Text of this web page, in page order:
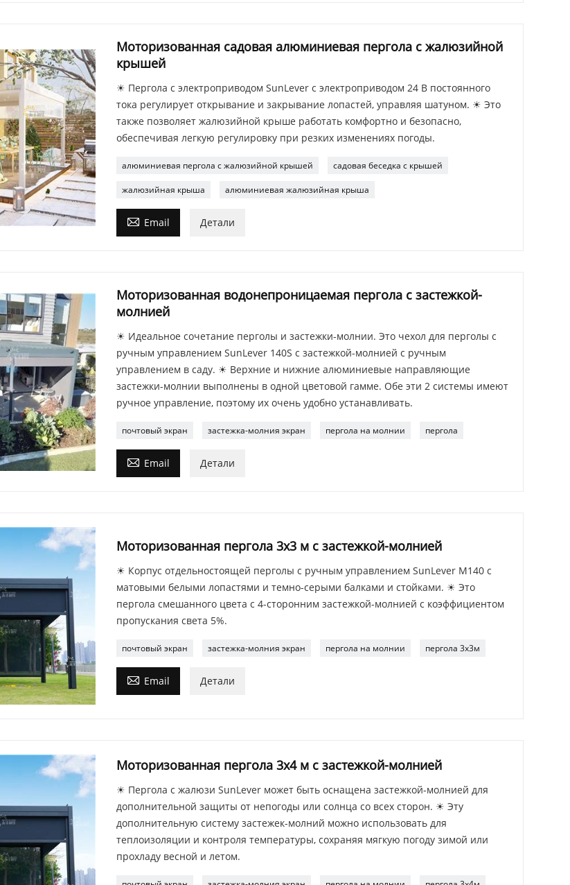
Моторизованная садовая алюминиевая пергола с жалюзийной
крышей
☀ Пергола с электроприводом SunLever с электроприводом 24 В постоянного
тока регулирует открывание и закрывание лопастей, управляя шатуном. ☀ Это
также позволяет жалюзийной крыше работать комфортно и безопасно,
обеспечивая легкую регулировку при резких изменениях погоды.
алюминиевая пергола с жалюзийной крышей садовая беседка с крышей
жалюзийная крыша алюминиевая жалюзийная крыша
 Email Детали
Моторизованная водонепроницаемая пергола с застежкой-
молнией
☀ Идеальное сочетание перголы и застежки-молнии. Это чехол для перголы с
ручным управлением SunLever 140S с застежкой-молнией с ручным
управлением в саду. ☀ Верхние и нижние алюминиевые направляющие
застежки-молнии выполнены в одной цветовой гамме. Обе эти 2 системы имеют
ручное управление, поэтому их очень удобно устанавливать.
почтовый экран застежка-молния экран пергола на молнии пергола
 Email Детали
Моторизованная пергола 3x3 м с застежкой-молнией
☀ Корпус отдельностоящей перголы с ручным управлением SunLever M140 с
матовыми белыми лопастями и темно-серыми балками и стойками. ☀ Это
пергола смешанного цвета с 4-сторонним застежкой-молнией с коэффициентом
пропускания света 5%.
почтовый экран застежка-молния экран пергола на молнии пергола 3x3м
 Email Детали
Моторизованная пергола 3x4 м с застежкой-молнией
☀ Пергола с жалюзи SunLever может быть оснащена застежкой-молнией для
дополнительной защиты от непогоды или солнца со всех сторон. ☀ Эту
дополнительную систему застежек-молний можно использовать для
теплоизоляции и контроля температуры, сохраняя мягкую погоду зимой или
прохладу весной и летом.